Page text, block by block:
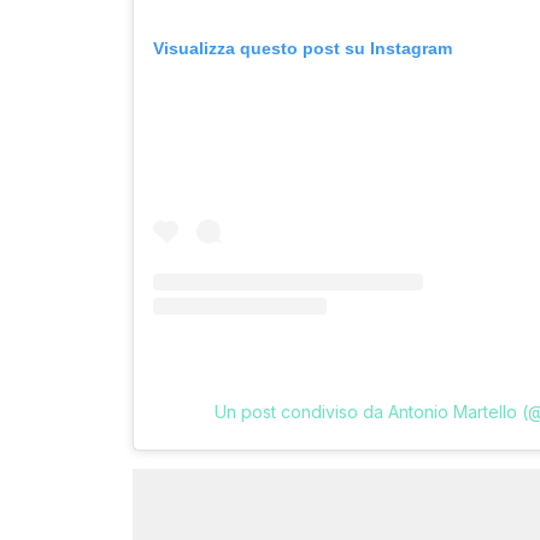
Visualizza questo post su Instagram
Un post condiviso da Antonio Martello